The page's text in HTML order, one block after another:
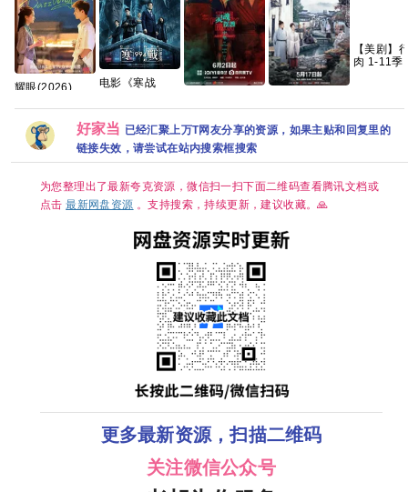
耀眼(2026)
彤〕/4k+1080P
超清画质|简中
字幕/夸克/百度
网盘资源【单集
0.8～3GB】
电影《寒战
费完整版百度网
盘资源链接
年(2026)】【全
24集】
【1080P高码】
【国语中字】
【单集/0.3G】
惊悚 / 短片 / 奇
幻 / 冒险】【主
演: 于毅 / 刘智
传奇 古装女性
传奇 杨紫 韩东
君 已更最新 夸
【美剧】
肉 1-11季
好家当 已经汇聚上万T网友分享的资源，如果主贴和回复里的
链接失效，请尝试在站内搜索框搜索
为您整理出了最新夸克资源，微信扫一扫下面二维码查看腾讯文档或
点击最新网盘资源 。支持搜索，持续更新，建议收藏。🙏
更多最新资源，扫描二维码
关注微信公众号